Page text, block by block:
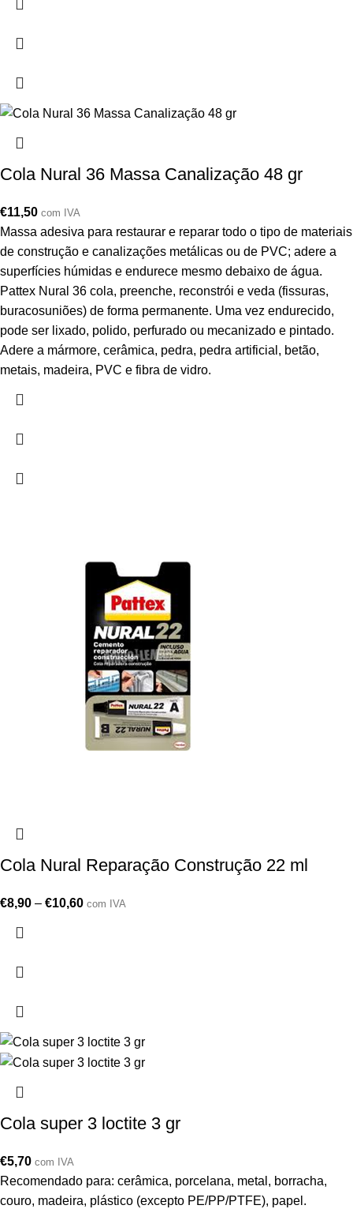
Cola Nural 36 Massa Canalização 48 gr
€11,50 com IVA
Massa adesiva para restaurar e reparar todo o tipo de materiais
de construção e canalizações metálicas ou de PVC; adere a
superfícies húmidas e endurece mesmo debaixo de água.
Pattex Nural 36 cola, preenche, reconstrói e veda (fissuras,
buracosuniões) de forma permanente. Uma vez endurecido,
pode ser lixado, polido, perfurado ou mecanizado e pintado.
Adere a mármore, cerâmica, pedra, pedra artificial, betão,
metais, madeira, PVC e fibra de vidro.
Cola Nural Reparação Construção 22 ml
€8,90 – €10,60 com IVA
Cola super 3 loctite 3 gr
€5,70 com IVA
Recomendado para: cerâmica, porcelana, metal, borracha,
couro, madeira, plástico (excepto PE/PP/PTFE), papel.